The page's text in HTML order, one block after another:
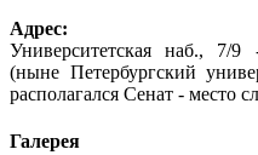
Адрес:
Университетская наб., 7/9
(ныне Петербургский
располагался Сенат -
Галерея